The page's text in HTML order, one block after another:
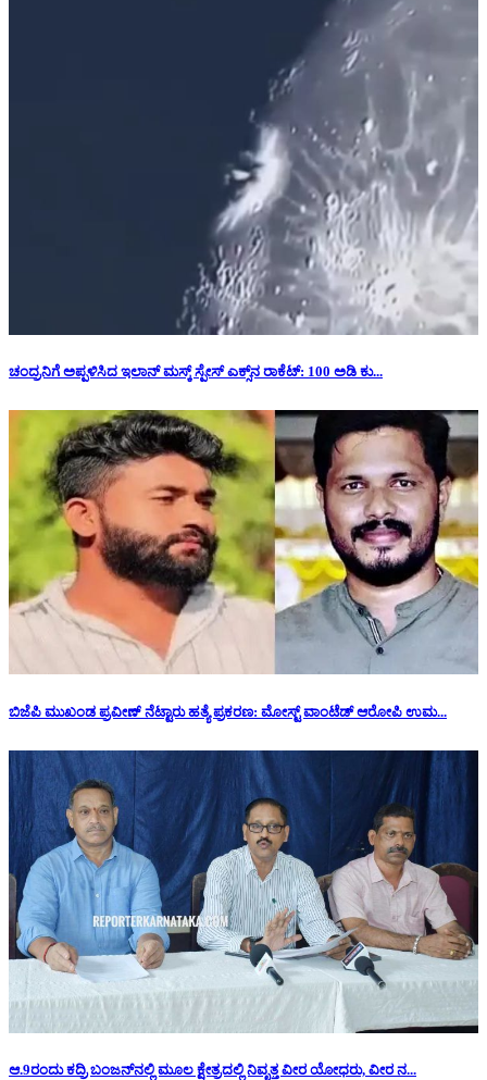
ಚಂದ್ರನಿಗೆ ಅಪ್ಪಳಿಸಿದ ಇಲಾನ್ ಮಸ್ಕ್ ಸ್ಪೇಸ್‌ ಎಕ್ಸ್‌ನ ರಾಕೆಟ್‌: 100 ಅಡಿ ಕು...
ಬಿಜೆಪಿ ಮುಖಂಡ ಪ್ರವೀಣ್ ನೆಟ್ಟಾರು ಹತ್ಯೆ ಪ್ರಕರಣ: ಮೋಸ್ಟ್ ವಾಂಟೆಡ್ ಆರೋಪಿ ಉಮ...
ಆ.9ರಂದು ಕದ್ರಿ ಬಂಜನ್‌ನಲ್ಲಿ ಮೂಲ ಕ್ಷೇತ್ರದಲ್ಲಿ ನಿವೃತ್ತ ವೀರ ಯೋಧರು, ವೀರ ನ...